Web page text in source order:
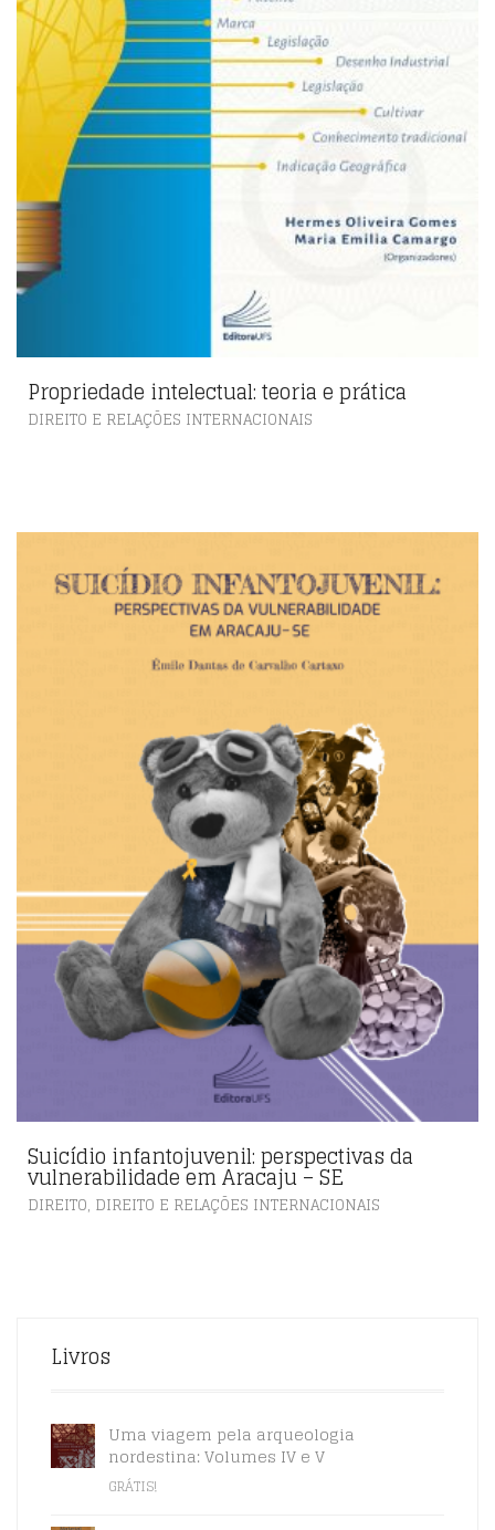
Propriedade intelectual: teoria e prática
DIREITO E RELAÇÕES INTERNACIONAIS
Suicídio infantojuvenil: perspectivas da
vulnerabilidade em Aracaju – SE
DIREITO, DIREITO E RELAÇÕES INTERNACIONAIS
Livros
Uma viagem pela arqueologia
nordestina: Volumes IV e V
GRÁTIS!